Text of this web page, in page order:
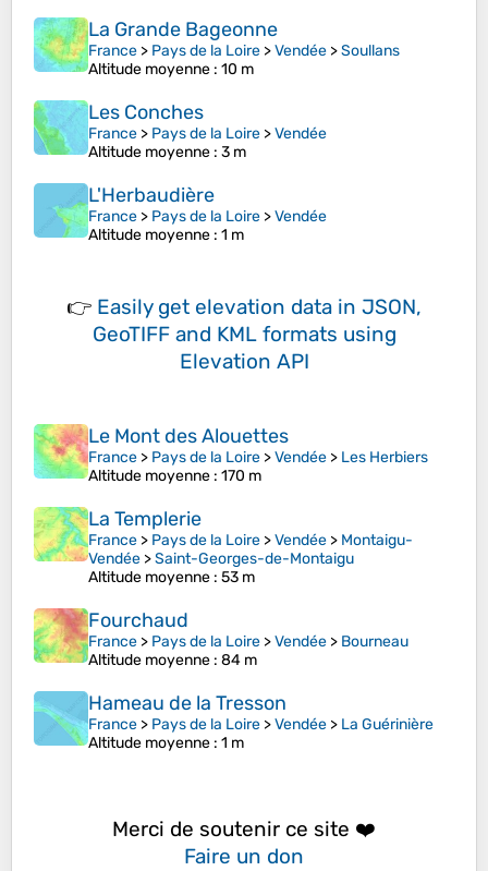
La Grande Bageonne
France > Pays de la Loire >Vendée >Soullans
Altitude moyenne : 10 m
Les Conches
France > Pays de la Loire >Vendée
Altitude moyenne : 3 m
L'Herbaudière
France > Pays de la Loire >Vendée
Altitude moyenne : 1 m
👉 Easily get elevation data in JSON,
GeoTIFF and KML formats using
Elevation API
Le Mont des Alouettes
France > Pays de la Loire >Vendée > Les Herbiers
Altitude moyenne : 170 m
La Templerie
France > Pays de la Loire >Vendée > Montaigu-
Vendée >Saint-Georges-de-Montaigu
Altitude moyenne : 53 m
Fourchaud
France > Pays de la Loire >Vendée > Bourneau
Altitude moyenne : 84 m
Hameau de la Tresson
France > Pays de la Loire >Vendée > La Guérinière
Altitude moyenne : 1 m
Merci de soutenir ce site ❤️
Faire un don